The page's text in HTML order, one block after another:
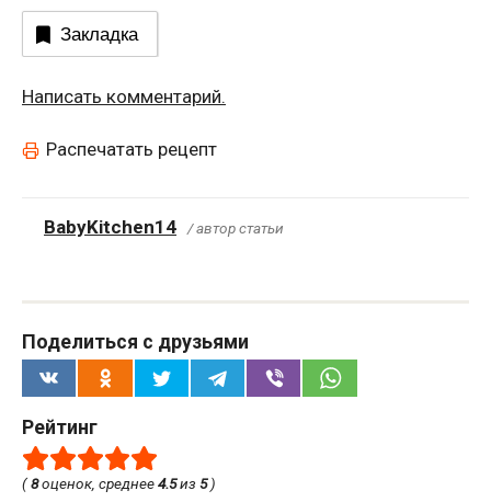
Закладка
Написать комментарий.
Распечатать рецепт
BabyKitchen14 / автор статьи
Поделиться с друзьями
Рейтинг
(8оценок, среднее4.5из 5)